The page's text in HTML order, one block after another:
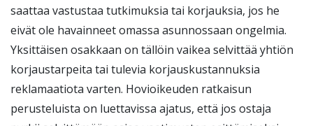
saattaa vastustaa tutkimuksia tai korjauksia, jos he
eivät ole havainneet omassa asunnossaan ongelmia.
Yksittäisen osakkaan on tällöin vaikea selvittää yhtiön
korjaustarpeita tai tulevia korjauskustannuksia
reklamaatiota varten. Hovioikeuden ratkaisun
perusteluista on luettavissa ajatus, että jos ostaja